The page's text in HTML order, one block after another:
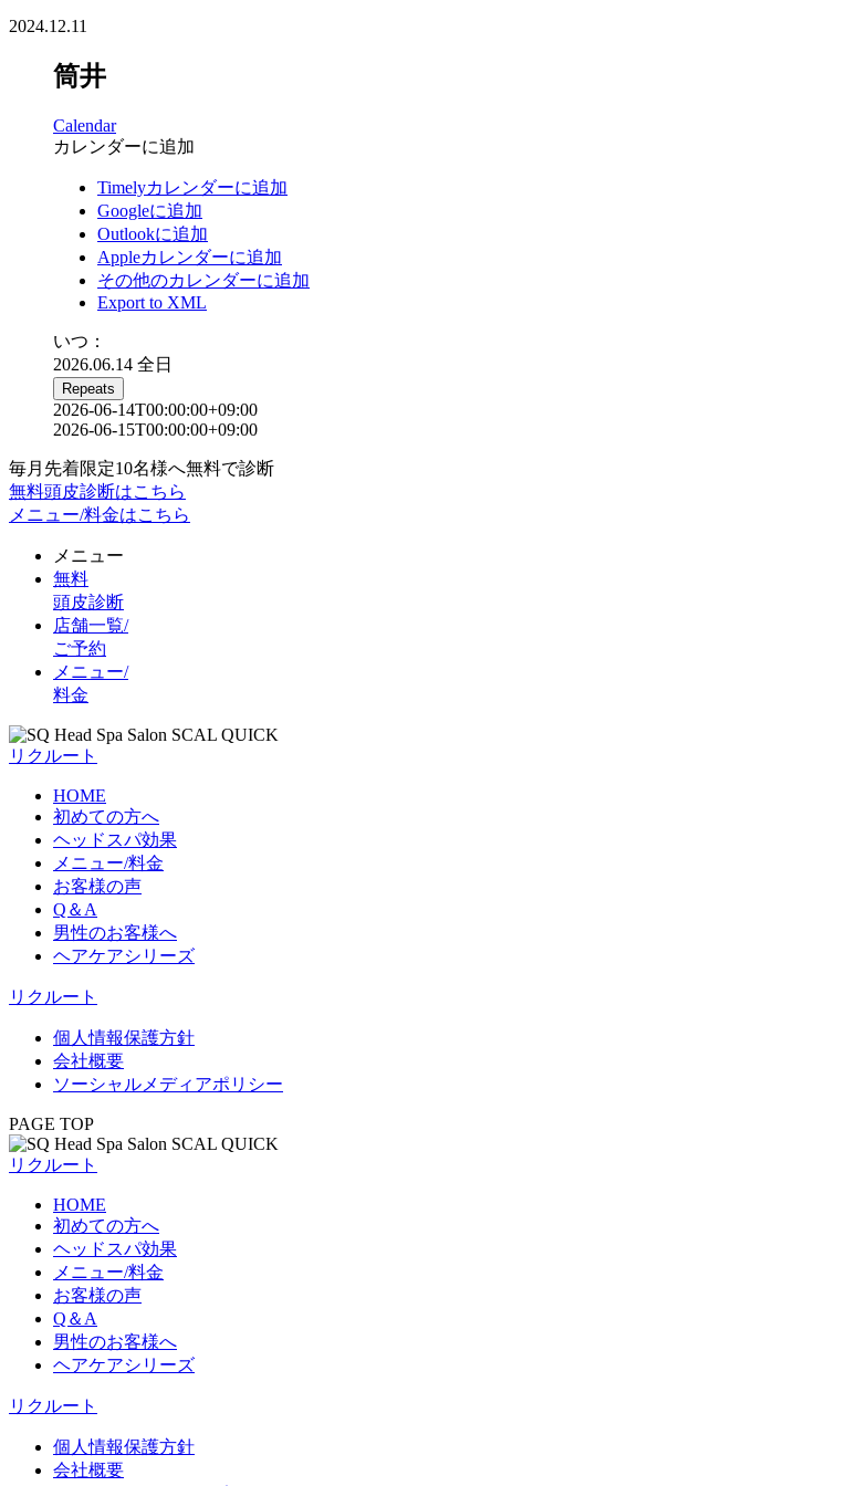
2024.12.11
筒井
Calendar
カレンダーに追加
Timelyカレンダーに追加
Googleに追加
Outlookに追加
Appleカレンダーに追加
その他のカレンダーに追加
Export to XML
いつ：
2026.06.14 全日
Repeats
2026-06-14T00:00:00+09:00
2026-06-15T00:00:00+09:00
毎月先着限定10名様へ無料で診断
無料頭皮診断はこちら
メニュー/料金はこちら
メニュー
無料
頭皮診断
店舗一覧/
ご予約
メニュー/
料金
リクルート
HOME
初めての方へ
ヘッドスパ効果
メニュー/料金
お客様の声
Q＆A
男性のお客様へ
ヘアケアシリーズ
リクルート
個人情報保護方針
会社概要
ソーシャルメディアポリシー
PAGE TOP
リクルート
HOME
初めての方へ
ヘッドスパ効果
メニュー/料金
お客様の声
Q＆A
男性のお客様へ
ヘアケアシリーズ
リクルート
個人情報保護方針
会社概要